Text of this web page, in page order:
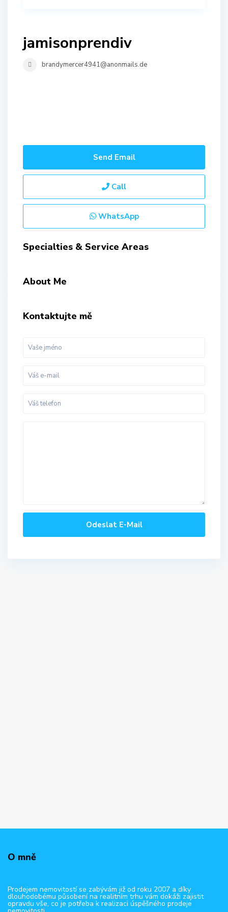
jamisonprendiv
brandymercer4941@anonmails.de
Send Email
Call
WhatsApp
Specialties & Service Areas
About Me
Kontaktujte mě
O mně
Prodejem nemovitostí se zabývám již od roku 2007 a díky
dlouhodobému působení na realitním trhu vám dokáži zajistit
opravdu vše, co je potřeba k realizaci úspěšného prodeje